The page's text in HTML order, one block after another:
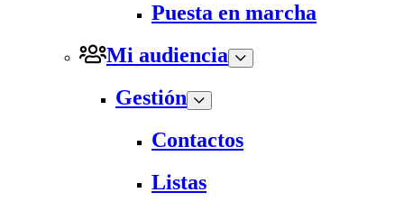
Puesta en marcha
Mi audiencia
Gestión
Contactos
Listas